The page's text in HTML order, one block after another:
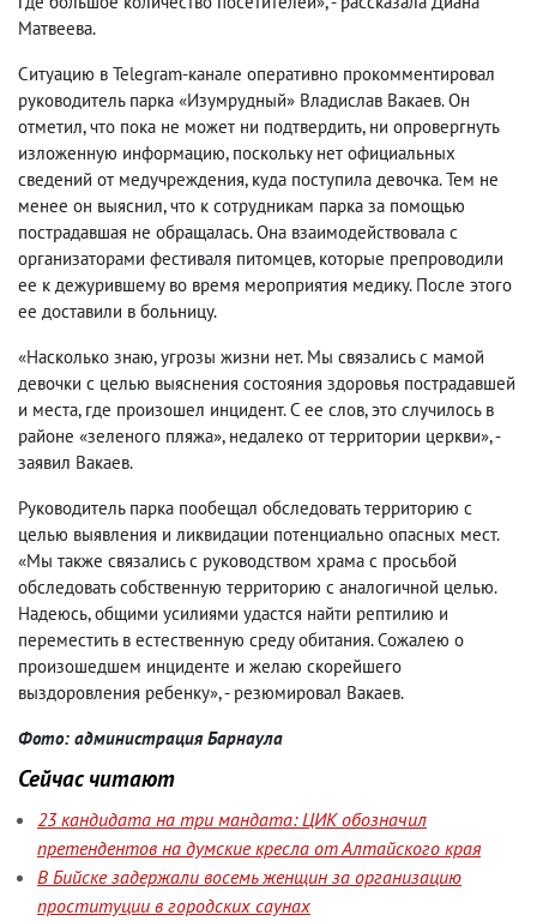
Матвеева.
Ситуацию в Telegram-канале оперативно прокомментировал
руководитель парка «Изумрудный» Владислав Вакаев. Он
отметил, что пока не может ни подтвердить, ни опровергнуть
изложенную информацию, поскольку нет официальных
сведений от медучреждения, куда поступила девочка. Тем не
менее он выяснил, что к сотрудникам парка за помощью
пострадавшая не обращалась. Она взаимодействовала с
организаторами фестиваля питомцев, которые препроводили
ее к дежурившему во время мероприятия медику. После этого
ее доставили в больницу.
«Насколько знаю, угрозы жизни нет. Мы связались с мамой
девочки с целью выяснения состояния здоровья пострадавшей
и места, где произошел инцидент. С ее слов, это случилось в
районе «зеленого пляжа», недалеко от территории церкви», -
заявил Вакаев.
Руководитель парка пообещал обследовать территорию с
целью выявления и ликвидации потенциально опасных мест.
«Мы также связались с руководством храма с просьбой
обследовать собственную территорию с аналогичной целью.
Надеюсь, общими усилиями удастся найти рептилию и
переместить в естественную среду обитания. Сожалею о
произошедшем инциденте и желаю скорейшего
выздоровления ребенку», - резюмировал Вакаев.
Фото: администрация Барнаула
Сейчас читают
23 кандидата на три мандата: ЦИК обозначил
претендентов на думские кресла от Алтайского края
В Бийске задержали восемь женщин за организацию
проституции в городских саунах